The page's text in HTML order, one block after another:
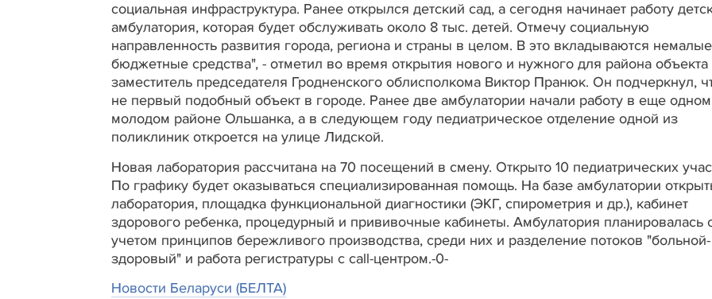
социальная инфраструктура. Ранее открылся детский сад, а сегодня начинает работу
амбулатория, которая будет обслуживать около 8 тыс. детей. Отмечу социальную
направленность развития города, региона и страны в целом. В это вкладываются немалые
бюджетные средства", - отметил во время открытия нового и нужного для района объекта
заместитель председателя Гродненского облисполкома Виктор Пранюк. Он подчеркнул,
не первый подобный объект в городе. Ранее две амбулатории начали работу в еще одном
молодом районе Ольшанка, а в следующем году педиатрическое отделение одной из
поликлиник откроется на улице Лидской.
Новая лаборатория рассчитана на 70 посещений в смену. Открыто 10 педиатрических
По графику будет оказываться специализированная помощь. На базе амбулатории
лаборатория, площадка функциональной диагностики (ЭКГ, спирометрия и др.), кабинет
здорового ребенка, процедурный и прививочные кабинеты. Амбулатория планировалась
учетом принципов бережливого производства, среди них и разделение потоков "больной-
здоровый" и работа регистратуры с сall-центром.-0-
Новости Беларуси (БЕЛТА)